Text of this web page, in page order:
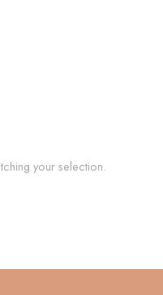
your selection.